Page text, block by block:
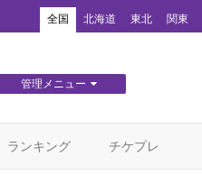
全国 北海道 東北 関東
管理メニュー
ランキング チケプレ